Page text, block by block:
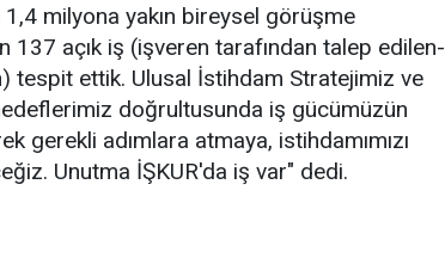
milyona yakın bireysel görüşme
137 açık iş (işveren tarafından talep edilen-
tespit ettik. Ulusal İstihdam Stratejimiz ve
doğrultusunda iş gücümüzün
gerekli adımlara atmaya, istihdamımızı
Unutma İŞKUR'da iş var" dedi.